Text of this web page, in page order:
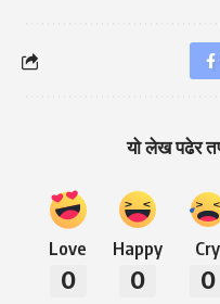
यो लेख पढेर
Love
0
Happy
0
Cry
0